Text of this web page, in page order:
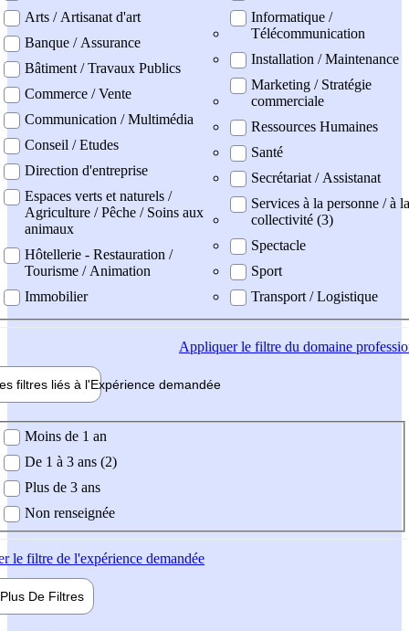
Arts / Artisanat d'art
Banque / Assurance
Bâtiment / Travaux Publics
Commerce / Vente
Communication / Multimédia
Conseil / Etudes
Direction d'entreprise
Espaces verts et naturels /
Agriculture / Pêche / Soins aux
animaux
Hôtellerie - Restauration /
Tourisme / Animation
Immobilier
Informatique /
Télécommunication
Installation / Maintenance
Marketing / Stratégie
commerciale
Ressources Humaines
Santé
Secrétariat / Assistanat
Services à la personne / à la
collectivité (3)
Spectacle
Sport
Transport / Logistique
Appliquerle filtre du domaine
filtres liés à l'Expérience demandée
demandée
Moins de 1 an
De 1 à 3 ans (2)
Plus de 3 ans
Non renseignée
le filtre de l'expérience demandée
Plus De Filtres